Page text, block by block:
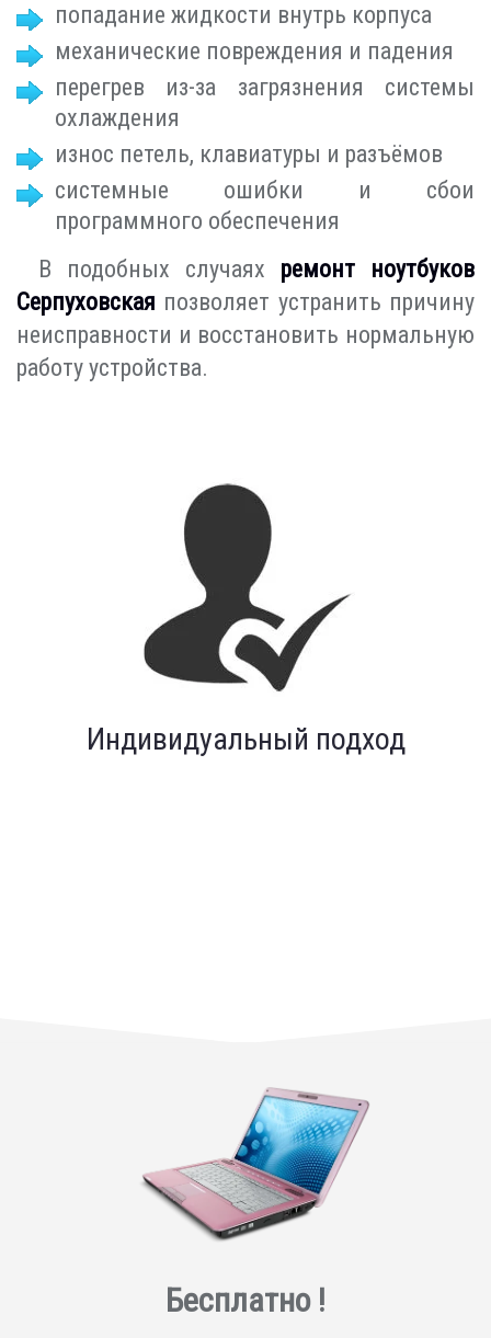
попадание жидкости внутрь корпуса
механические повреждения и падения
перегрев из-за загрязнения системы
охлаждения
износ петель, клавиатуры и разъёмов
системные ошибки и сбои
программного обеспечения
В подобных случаях ремонт ноутбуков
Серпуховская позволяет устранить причину
неисправности и восстановить нормальную
работу устройства.
Индивидуальный подход
Бесплатно !